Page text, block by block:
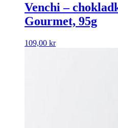
Venchi –
Gourmet, 95g
109,00 kr